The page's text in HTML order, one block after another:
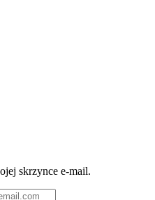
skrzynce e-mail.